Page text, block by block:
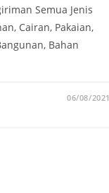
Semua Jenis
Cairan, Pakaian,
Bahan
06/08/2021